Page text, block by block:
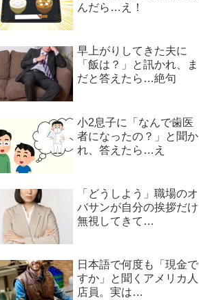
んだら…え！
早上がりしてきた夫に
「飯は？」と訊かれ、ま
だと答えたら…絶句
小2息子に「なんで歯医
者になったの？」と聞か
れ、答えたら…え
「どうしよう」職場のオ
バサンが自分の挨拶だけ
無視してきて…
日本語で何度も「現金で
すか」と聞くアメリカ人
店員。実は…